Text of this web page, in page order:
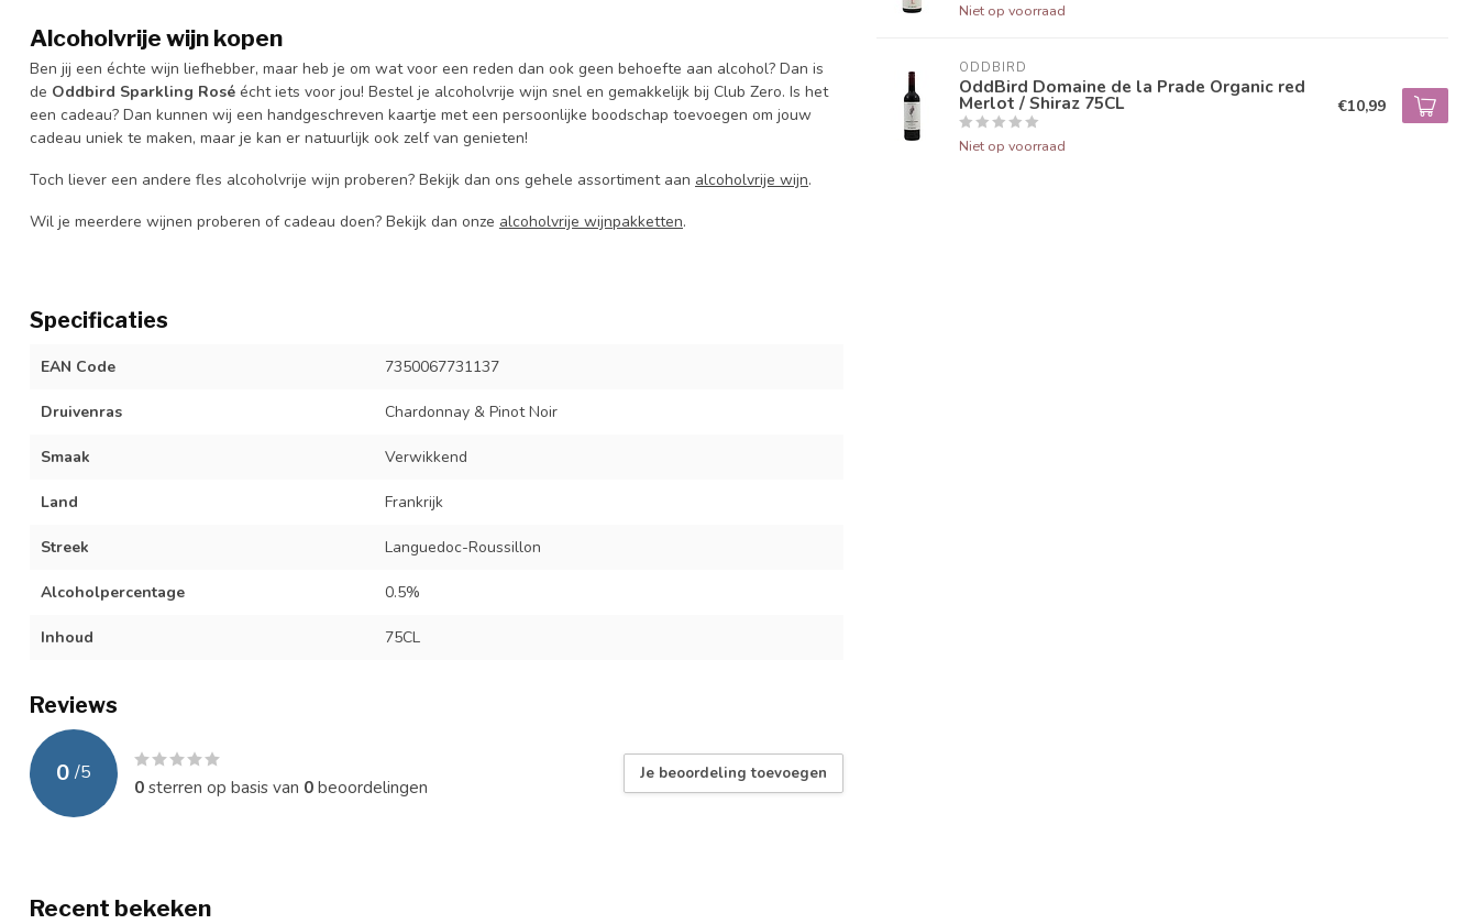
Alcoholvrije wijn kopen
Ben jij een échte wijn liefhebber, maar heb je om wat voor een reden dan ook geen behoefte aan alcohol? Dan is
de Oddbird Sparkling Rosé écht iets voor jou! Bestel je alcoholvrije wijn snel en gemakkelijk bij Club Zero. Is het
een cadeau? Dan kunnen wij een handgeschreven kaartje met een persoonlijke boodschap toevoegen om jouw
cadeau uniek te maken, maar je kan er natuurlijk ook zelf van genieten!
Toch liever een andere fles alcoholvrije wijn proberen? Bekijk dan ons gehele assortiment aan alcoholvrije wijn.
Wil je meerdere wijnen proberen of cadeau doen? Bekijk dan onze alcoholvrije wijnpakketten.
Specificaties
EAN Code 7350067731137
Druivenras Chardonnay & Pinot Noir
Smaak Verwikkend
Land Frankrijk
Streek Languedoc-Roussillon
Alcoholpercentage 0.5%
Inhoud 75CL
Reviews
0 /5
0sterren op basis van 0beoordelingen
Je beoordeling toevoegen
Niet op voorraad
ODDBIRD
OddBird Domaine de la Prade Organic red
Merlot / Shiraz 75CL
Niet op voorraad
€10,99
Recent bekeken